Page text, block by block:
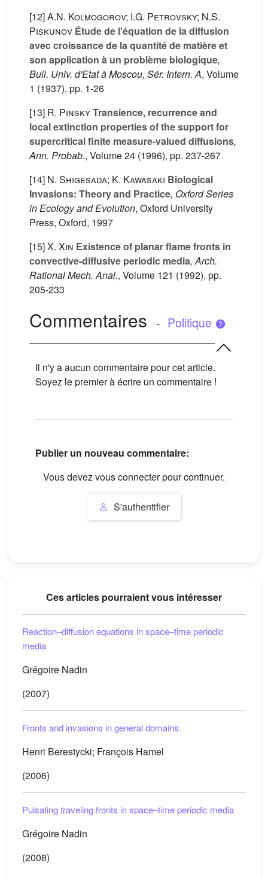
[12]A.N. Kolmogorov; I.G. Petrovsky; N.S.
Piskunov Étude de l'équation de la diffusion
avec croissance de la quantité de matière et
son application à un problème biologique,
Bull. Univ. d'Etat à Moscou, Sér. Intern. A, Volume
1 (1937), pp. 1-26
[13] R. PinskyTransience, recurrence and
local extinction properties of the support for
supercritical finite measure-valued diffusions,
Ann. Probab., Volume 24 (1996), pp. 237-267
[14] N. Shigesada; K. Kawasaki Biological
Invasions: Theory and Practice, Oxford Series
in Ecology and Evolution, Oxford University
Press, Oxford, 1997
[15]X. Xin Existence of planar flame fronts in
convective-diffusive periodic media, Arch.
Rational Mech. Anal., Volume 121 (1992), pp.
205-233
Commentaires - Politique
Il n'y a aucun commentaire pour cet article.
Soyez le premier à écrire un commentaire !
Publier un nouveau commentaire:
Vous devez vous connecter pour continuer.
S'authentifier
Ces articles pourraient vous intéresser
Reaction–diffusion equations in space–time periodic
media
Grégoire Nadin
(2007)
Fronts and invasions in general domains
Henri Berestycki; François Hamel
(2006)
Pulsating traveling fronts in space–time periodic media
Grégoire Nadin
(2008)